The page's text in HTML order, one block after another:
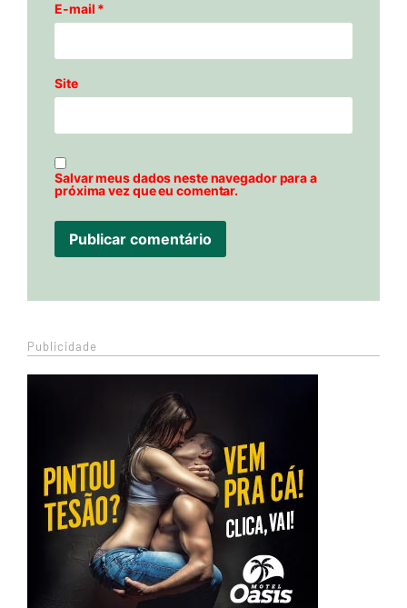
E-mail *
Site
Salvar meus dados neste navegador para a
próxima vez que eu comentar.
Publicidade